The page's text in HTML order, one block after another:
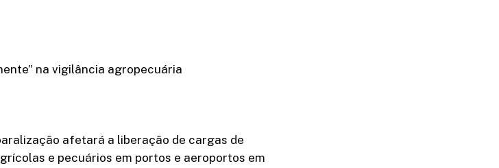
na vigilância agropecuária
afetará a liberação de cargas de
e pecuários em portos e aeroportos em